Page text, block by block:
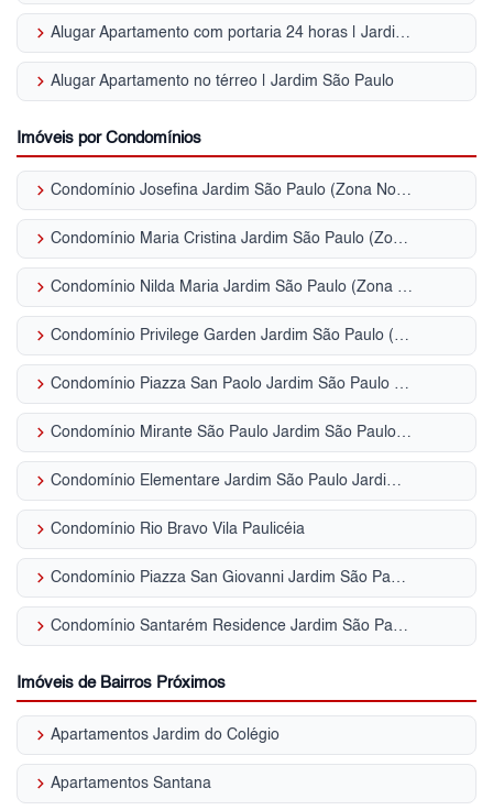
keyboard_arrow_right Alugar Apartamento com portaria 24 horas | Jardim São Paulo
keyboard_arrow_right Alugar Apartamento no térreo | Jardim São Paulo
Imóveis por Condomínios
keyboard_arrow_right Condomínio Josefina Jardim São Paulo (Zona Norte)
keyboard_arrow_right Condomínio Maria Cristina Jardim São Paulo (Zona Norte)
keyboard_arrow_right Condomínio Nilda Maria Jardim São Paulo (Zona Norte)
keyboard_arrow_right Condomínio Privilege Garden Jardim São Paulo (Zona Norte)
keyboard_arrow_right Condomínio Piazza San Paolo Jardim São Paulo (Zona Norte)
keyboard_arrow_right Condomínio Mirante São Paulo Jardim São Paulo (Zona Norte)
keyboard_arrow_right Condomínio Elementare Jardim São Paulo Jardim São Paulo (Zona Norte)
keyboard_arrow_right Condomínio Rio Bravo Vila Paulicéia
keyboard_arrow_right Condomínio Piazza San Giovanni Jardim São Paulo (Zona Norte)
keyboard_arrow_right Condomínio Santarém Residence Jardim São Paulo (Zona Norte)
Imóveis de Bairros Próximos
keyboard_arrow_right Apartamentos Jardim do Colégio
keyboard_arrow_right Apartamentos Santana